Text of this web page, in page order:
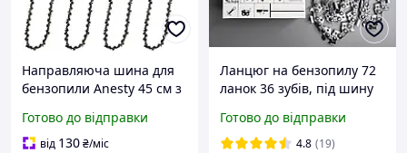
Направляюча шина для
бензопили Anesty 45 см з
крок 3/8", 50 ланок,
товщина 1,3 мм,
Готово до відправки
від 130₴/міс
Ланцюг на бензопилу 72
ланок 36 зубів, під шину
універсальний для
твердих порід дерева
Готово до відправки
4.8 (19)